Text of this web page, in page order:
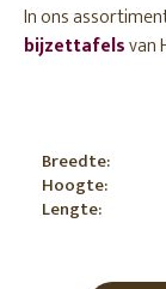
In ons
bijzettafelsvan
Breedte:
Hoogte:
Lengte: